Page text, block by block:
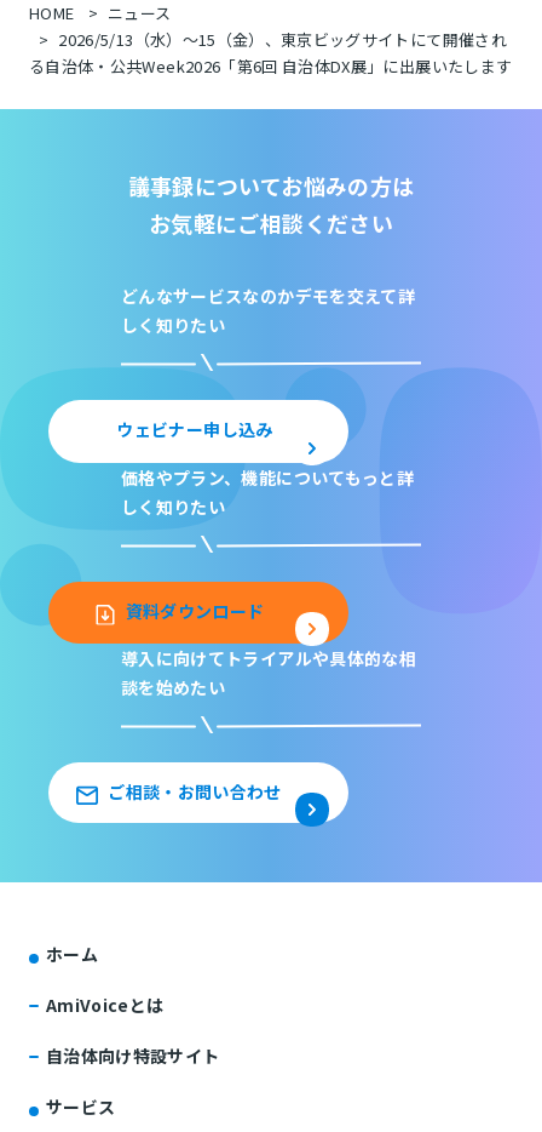
HOME
ニュース
2026/5/13（水）～15（金）、東京ビッグサイトにて開催され
る自治体・公共Week2026「第6回 自治体DX展」に出展いたします
議事録についてお悩みの方は
お気軽にご相談ください
どんなサービスなのかデモを交えて詳
しく知りたい
ウェビナー申し込み
価格やプラン、機能についてもっと詳
しく知りたい
資料ダウンロード
導入に向けてトライアルや具体的な相
談を始めたい
ご相談・お問い合わせ
ホーム
AmiVoiceとは
自治体向け特設サイト
サービス